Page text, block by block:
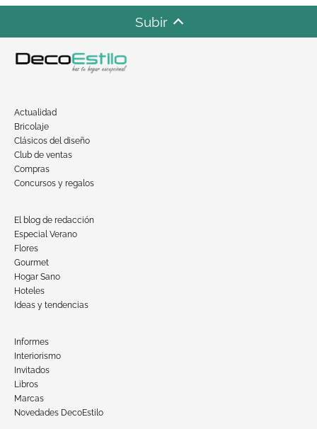
Subir
Actualidad
Bricolaje
Clásicos del diseño
Club de ventas
Compras
Concursos y regalos
El blog de redacción
Especial Verano
Flores
Gourmet
Hogar Sano
Hoteles
Ideas y tendencias
Informes
Interiorismo
Invitados
Libros
Marcas
Novedades DecoEstilo